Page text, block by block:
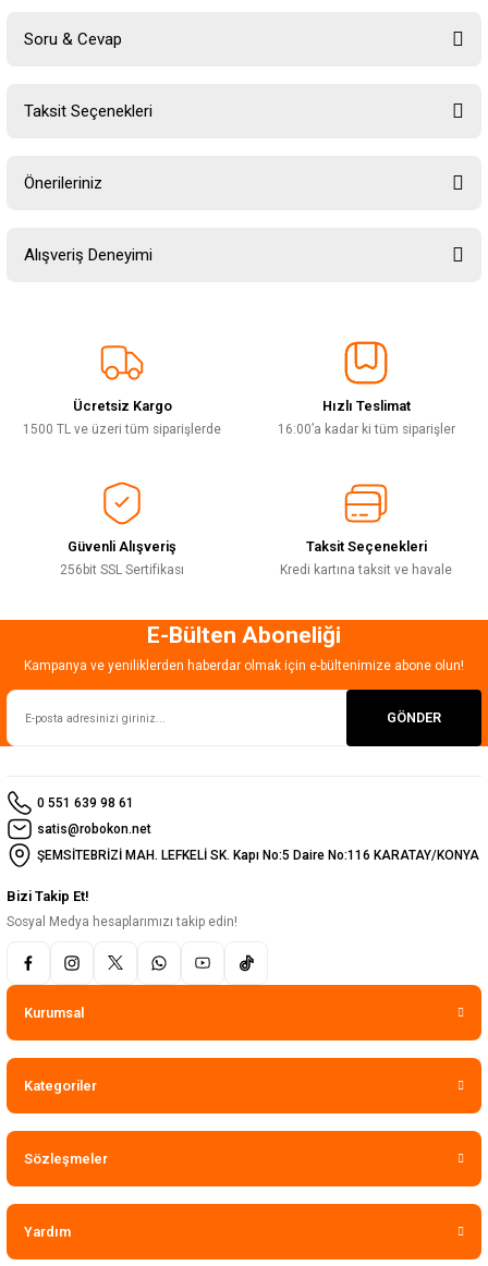
Soru & Cevap
Taksit Seçenekleri
Önerileriniz
Bu ürünün fiyat bilgisi, resim, ürün açıklamalarında ve diğer konularda
yetersiz gördüğünüz noktaları öneri formunu kullanarak tarafımıza
Ürün resmi kalitesiz, bozuk veya görüntülenemiyor.
Ürün açıklamasında eksik bilgiler bulunuyor.
Ürün bilgilerinde hatalar bulunuyor.
Bu ürüne benzer farklı alternatifler olmalı.
Gönder
Alışveriş Deneyimi
Deneyimini Paylaş
Ücretsiz Kargo
1500 TL ve üzeri tüm siparişlerde
Hızlı Teslimat
16:00’a kadar ki tüm siparişler
Güvenli Alışveriş
256bit SSL Sertifikası
Taksit Seçenekleri
Kredi kartına taksit ve havale
E-Bülten Aboneliği
Kampanya ve yeniliklerden haberdar olmak için e-bültenimize abone olun!
GÖNDER
0 551 639 98 61
satis@robokon.net
ŞEMSİTEBRİZİ MAH. LEFKELİ SK. Kapı No:5 Daire No:116 KARATAY/KONYA
Bizi Takip Et!
Sosyal Medya hesaplarımızı takip edin!
Kurumsal
Kategoriler
Sözleşmeler
Yardım